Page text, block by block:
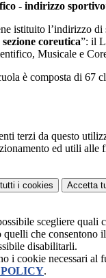
- indirizzo sportivo
istituito l’indirizzo di
coreutica”: il
Musicale e
è composta di 67
terzi da questo
ed utili alle
i cookies Accetta
scegliere quali
quelli che consentono
disabilitarli.
i cookie necessari al
.